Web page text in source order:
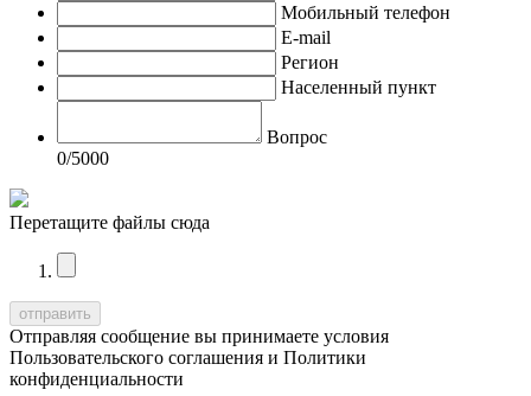
Мобильный телефон
E-mail
Регион
Населенный пункт
Вопрос
0/5000
Перетащите файлы сюда
Отправляя сообщение вы принимаете условия
Пользовательского соглашения и Политики
конфиденциальности